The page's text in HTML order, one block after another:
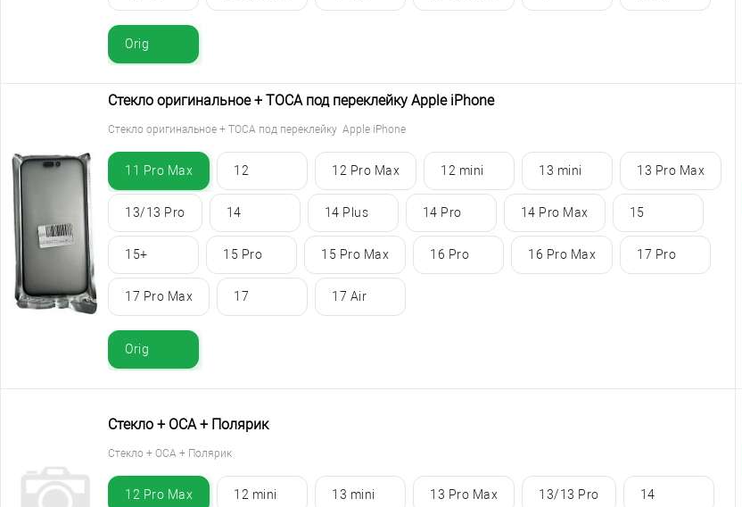
Orig
Стекло оригинальное + TОСА под переклейку Apple iPhone
Стекло оригинальное + TОСА под переклейку Apple iPhone
11 Pro Max 12 12 Pro Max 12 mini 13 mini 13 Pro Max
13/13 Pro 14 14 Plus 14 Pro 14 Pro Max 15
15+ 15 Pro 15 Pro Max 16 Pro 16 Pro Max 17 Pro
17 Pro Max 17 17 Air
Orig
Стекло + ОСА + Полярик
Стекло + ОСА + Полярик
12 Pro Max 12 mini 13 mini 13 Pro Max 13/13 Pro 14